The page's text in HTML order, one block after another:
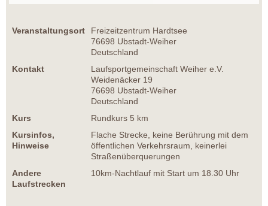
Veranstaltungsort
Freizeitzentrum Hardtsee
76698 Ubstadt-Weiher
Deutschland
Kontakt
Laufsportgemeinschaft Weiher e.V.
Weidenäcker 19
76698 Ubstadt-Weiher
Deutschland
Kurs
Rundkurs 5 km
Kursinfos,
Hinweise
Flache Strecke, keine Berührung mit dem
öffentlichen Verkehrsraum, keinerlei
Straßenüberquerungen
Andere
Laufstrecken
10km-Nachtlauf mit Start um 18.30 Uhr